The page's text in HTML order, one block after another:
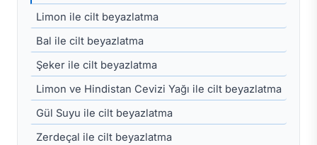
Limon ile cilt beyazlatma
Bal ile cilt beyazlatma
Şeker ile cilt beyazlatma
Limon ve Hindistan Cevizi Yağı ile cilt beyazlatma
Gül Suyu ile cilt beyazlatma
Zerdeçal ile cilt beyazlatma